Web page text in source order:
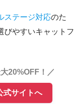
ステージ対応のた
びやすいキャットフ
20%OFF！／
式サイトへ